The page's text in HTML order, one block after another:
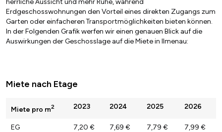
Erdgeschosswohnungen den Vorteil eines direkten Zugangs zum
Garten oder einfacheren Transportmöglichkeiten bieten können.
In der Folgenden Grafik werfen wir einen genauen Blick auf die
Auswirkungen der Geschosslage auf die Miete in Ilmenau:
Miete nach Etage
Miete pro m2 2023 2024 2025 2026
EG 7,20 € 7,69 € 7,79 € 7,99 €